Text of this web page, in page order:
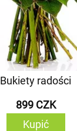
Bukiety radości
899 CZK
Kupić